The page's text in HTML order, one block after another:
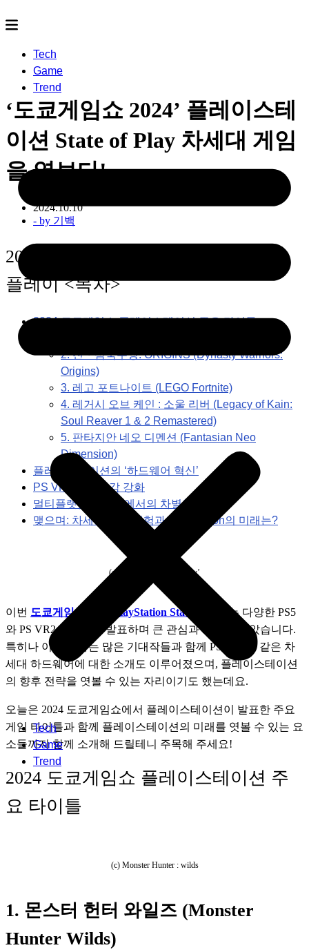
Tech
Game
Trend
Tech
Game
Trend
‘도쿄게임쇼 2024’ 플레이스테
이션 State of Play 차세대 게임
을 엿보다!
2024.10.10
- by 기백
2024 플레이스테이션 스테이트 오브
플레이 <목차>
2024 도쿄게임쇼 플레이스테이션 주요 타이틀
2. 진・삼국무쌍: ORIGINS (Dynasty Warriors:
Origins)
3. 레고 포트나이트 (LEGO Fortnite)
4. 레거시 오브 케인 : 소울 리버 (Legacy of Kain:
Soul Reaver 1 & 2 Remastered)
5. 판타지안 네오 디멘션 (Fantasian Neo
Dimension)
플레이스테이션의 ‘하드웨어 혁신’
PS VR2의 몰입감 강화
멀티플랫폼 타이틀에서의 차별화 전략
맺으며: 차세대 게임 경험과 PlayStation의 미래는?
(c)playstation ‘state of play’
이번 도쿄게임쇼 PlayStation State of Play
는 다양한 PS5
와 PS VR2 타이틀을 발표하며 큰 관심과 화제를 모았습니다.
특히나 이번 행사는 많은 기대작들과 함께 PS5 Pro와 같은 차
세대 하드웨어에 대한 소개도 이루어졌으며, 플레이스테이션
의 향후 전략을 엿볼 수 있는 자리이기도 했는데요.
오늘은 2024 도쿄게임쇼에서 플레이스테이션이 발표한 주요
게임 타이틀과 함께 플레이스테이션의 미래를 엿볼 수 있는 요
소들까지 함께 소개해 드릴테니 주목해 주세요!
2024 도쿄게임쇼 플레이스테이션 주
요 타이틀
(c) Monster Hunter : wilds
1. 몬스터 헌터 와일즈 (Monster
Hunter Wilds)